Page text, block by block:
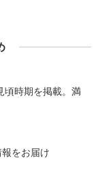
頃時期を掲載。満
をお届け